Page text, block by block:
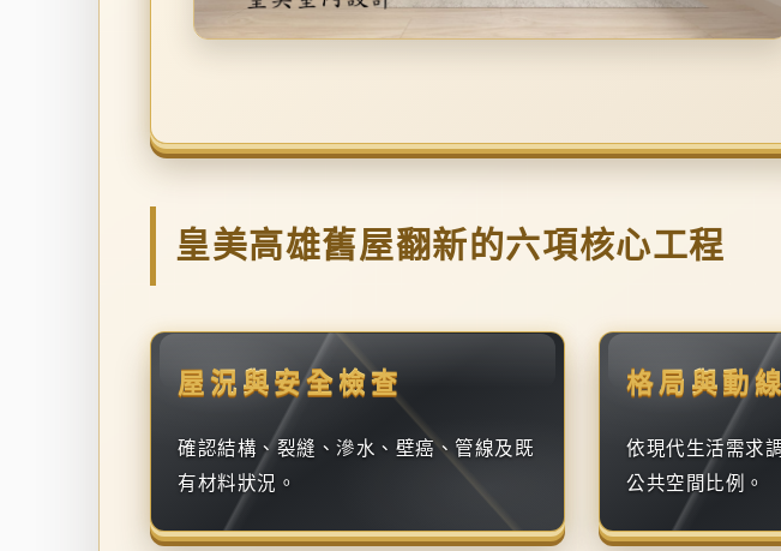
皇美高雄舊屋翻新的六項核心工程
屋況與安全檢查
確認結構、裂縫、滲水、壁癌、管線及既
有材料狀況。
格局與動
依現代生活需求
公共空間比例。